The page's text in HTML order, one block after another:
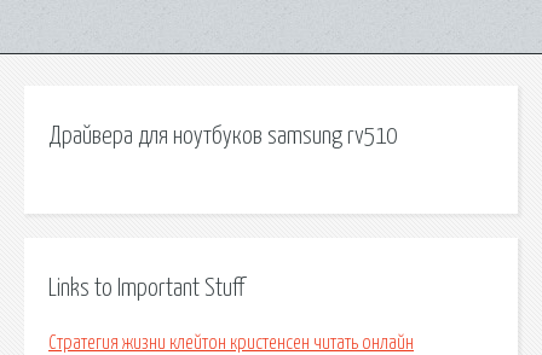
Драйвера для ноутбуков samsung rv510
Links to Important Stuff
Стратегия жизни клейтон кристенсен читать онлайн